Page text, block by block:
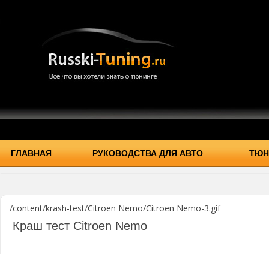
ГЛАВНАЯ РУКОВОДСТВА ДЛЯ АВТО
/content/krash-test/Citroen Nemo/Citroen Nemo-3.gif
Краш тест Citroen Nemo